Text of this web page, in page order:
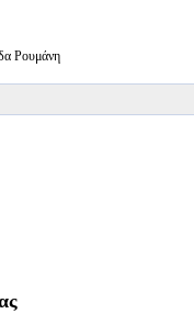
Ρουμάνη